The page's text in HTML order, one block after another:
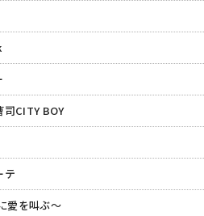
司CITY BOY
テ
愛を叫ぶ〜